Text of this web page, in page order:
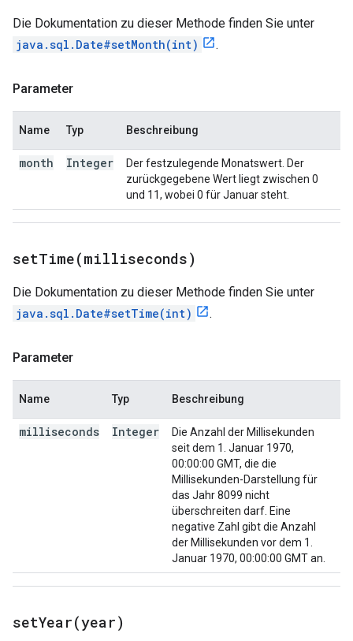
Die Dokumentation zu dieser Methode finden Sie unter
java.sql.Date#setMonth(int)
.
Parameter
Name Typ Beschreibung
month Integer
Der festzulegende Monatswert. Der
zurückgegebene Wert liegt zwischen 0
und 11, wobei 0 für Januar steht.
setTime(milliseconds)
Die Dokumentation zu dieser Methode finden Sie unter
java.sql.Date#setTime(int)
.
Parameter
Name Typ Beschreibung
milliseconds Integer
Die Anzahl der Millisekunden
seit dem 1. Januar 1970,
00:00:00 GMT, die die
Millisekunden-Darstellung für
das Jahr 8099 nicht
überschreiten darf. Eine
negative Zahl gibt die Anzahl
der Millisekunden vor dem 1.
Januar 1970, 00:00:00 GMT an.
setYear(year)